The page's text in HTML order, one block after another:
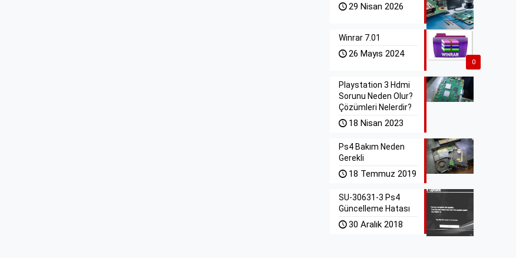
29 Nisan 2026
0
Winrar 7.01
26 Mayıs 2024
Playstation 3 Hdmi
Sorunu Neden Olur?
Çözümleri Nelerdir?
18 Nisan 2023
Ps4 Bakım Neden
Gerekli
18 Temmuz 2019
SU-30631-3 Ps4
Güncelleme Hatası
30 Aralık 2018